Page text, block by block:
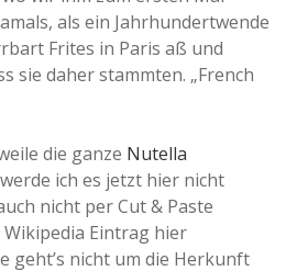
als ein Jahrhundertwende
Frites in Paris aß und
sie daher stammten. „French
die ganze Nutella
ich es jetzt hier nicht
nicht per Cut & Paste
Eintrag hier
geht’s nicht um die Herkunft